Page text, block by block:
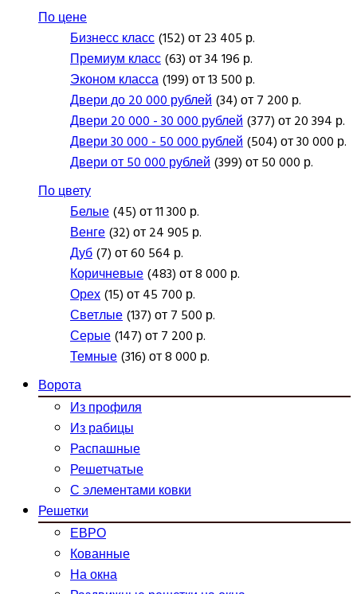
По цене
Бизнесс класс(152) от 23 405 р.
Премиум класс(63) от 34 196 р.
Эконом класса(199) от 13 500 р.
Двери до 20 000 рублей(34) от 7 200 р.
Двери 20 000 - 30 000 рублей(377) от 20 394 р.
Двери 30 000 - 50 000 рублей(504) от 30 000 р.
Двери от 50 000 рублей(399) от 50 000 р.
По цвету
Белые(45) от 11 300 р.
Венге(32) от 24 905 р.
Дуб(7) от 60 564 р.
Коричневые(483) от 8 000 р.
Орех(15) от 45 700 р.
Светлые(137) от 7 500 р.
Серые(147) от 7 200 р.
Темные(316) от 8 000 р.
Ворота
Из профиля
Из рабицы
Распашные
Решетчатые
С элементами ковки
Решетки
ЕВРО
Кованные
На окна